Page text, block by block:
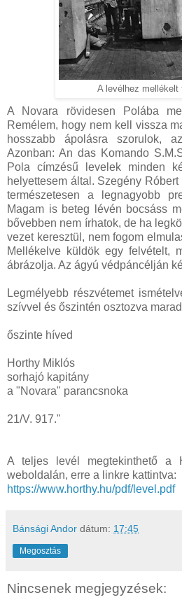
A levélhez mellékelt
A Novara rövidesen Polába
Remélem, hogy nem kell vissza
hosszabb ápolásra szorulok,
Azonban: An das Komando
Pola címzésű levelek minden
helyettesem által. Szegény
természetesen a legnagyobb
Magam is beteg lévén bocsáss
bővebben nem írhatok, de ha
vezet keresztül, nem fogom
Mellékelve küldök egy felvételt,
ábrázolja. Az ágyú védpáncélján
Legmélyebb részvétemet
szívvel és őszintén osztozva
őszinte híved
Horthy Miklós
sorhajó kapitány
a "Novara" parancsnoka
21/V. 917."
A teljes levél megtekinthető a
weboldalán, erre a linkre kattintva:
https://www.horthy.hu/pdf/level.pdf
Bánsági Andor dátum: 17:45
Megosztás
Nincsenek megjegyzések: